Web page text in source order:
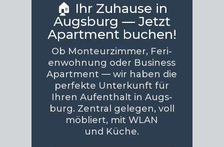
🏠 Ihr Zuhause in
Augsburg — Jetzt
Apartment buchen!
Ob Mon­teur­zim­mer, Feri­
en­woh­nung oder Busi­ness
Apart­ment — wir haben die
per­fek­te Unter­kunft für
Ihren Auf­ent­halt in Augs­
burg. Zen­tral gele­gen, voll
möbliert, mit WLAN
und Küche.